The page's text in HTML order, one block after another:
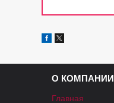
О КОМПАНИИ
Главная